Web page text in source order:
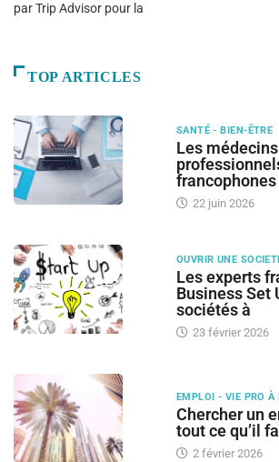
par Trip Advisor pour la
TOP ARTICLES
SANTÉ - BIEN-ÊTRE
Les
francophones
22 juin 2026
OUVRIR UNE
Les experts
Business Set
sociétés à
23 février 2026
EMPLOI - VIE PRO À
Chercher un
tout ce qu’il
2 février 2026